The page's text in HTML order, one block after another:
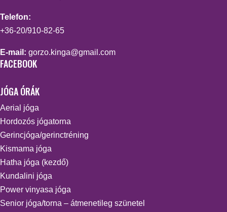
Telefon:
+36-20/910-82-65
E-mail: gorzo.kinga@gmail.com
FACEBOOK
JÓGA ÓRÁK
Aerial jóga
Hordozós jógatorna
Gerincjóga/gerinctréning
Kismama jóga
Hatha jóga (kezdő)
Kundalini jóga
Power vinyasa jóga
Senior jóga/torna – átmenetileg szünetel